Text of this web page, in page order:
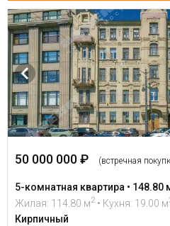
50 000 000 ₽ (встречная
5-комнатная квартира • 148.80
Жилая: 114.80 м2 • Кухня: 19.00 м
Кирпичный